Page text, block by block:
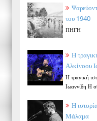
του 1940
ΠΗΓΗ
Η
Αλκίνοου
Η τραγική
Ιωαννίδη Η
Η
Μάλαμα